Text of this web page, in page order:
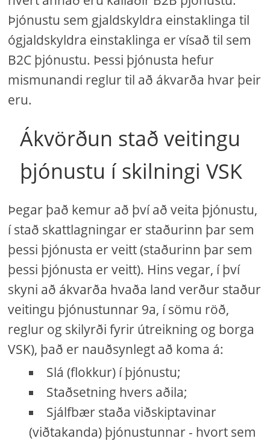
Þjónustu sem gjaldskyldra einstaklinga til
ógjaldskyldra einstaklinga er vísað til sem
B2C þjónustu. Þessi þjónusta hefur
mismunandi reglur til að ákvarða hvar þeir
eru.
Ákvörðun stað veitingu
þjónustu í skilningi VSK
Þegar það kemur að því að veita þjónustu,
í stað skattlagningar er staðurinn þar sem
þessi þjónusta er veitt (staðurinn þar sem
þessi þjónusta er veitt). Hins vegar, í því
skyni að ákvarða hvaða land verður staður
veitingu þjónustunnar 9a, í sömu röð,
reglur og skilyrði fyrir útreikning og borga
VSK), það er nauðsynlegt að koma á:
Slá (flokkur) í þjónustu;
Staðsetning hvers aðila;
Sjálfbær staða viðskiptavinar
(viðtakanda) þjónustunnar - hvort sem